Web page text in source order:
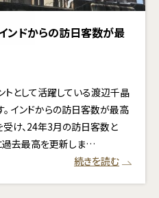
ンドからの訪日客数が最
トとして活躍している渡辺千晶
。 インドからの訪日客数が最高
け、24年3月の訪日客数と
去最高を更新しま…
続きを読む